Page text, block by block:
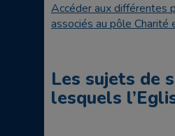
Accéder aux différentes
associés au pôle Charité
Les sujets de
lesquels